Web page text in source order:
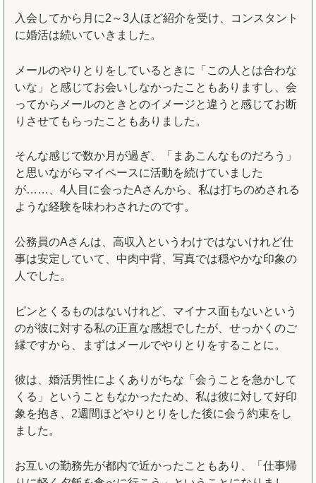
入会してから月に2～3人ほど紹介を受け、コンスタント
に婚活は続いていきました。
メールのやりとりをしているときに「この人とは合わな
いな」と感じてお会いしなかったこともありますし、会
ってからメールのときとのイメージと違うと感じてお断
りさせてもらったこともありました。
そんな感じで数か月が過ぎ、「まあこんなものだろう」
と思いながらマイペースに活動を続けていました
が……、4人目に会ったAさんから、私は打ちのめされる
ような経験を味わわされたのです。
公務員のAさんは、高収入というわけではないけれど仕
事は安定していて、中肉中背、写真では穏やかな印象の
人でした。
ピンとくるものはないけれど、マイナス面もないという
のが彼に対する私の正直な感想でしたが、せっかくのご
縁ですから、まずはメールでやりとりをすることに。
彼は、婚活男性によくありがちな「会うことを急かして
くる」ということもなかったため、私は彼に対して好印
象を抱き、2週間ほどやりとりをした後に会う約束をし
ました。
お互いの勤務先が都内で近かったこともあり、「仕事帰